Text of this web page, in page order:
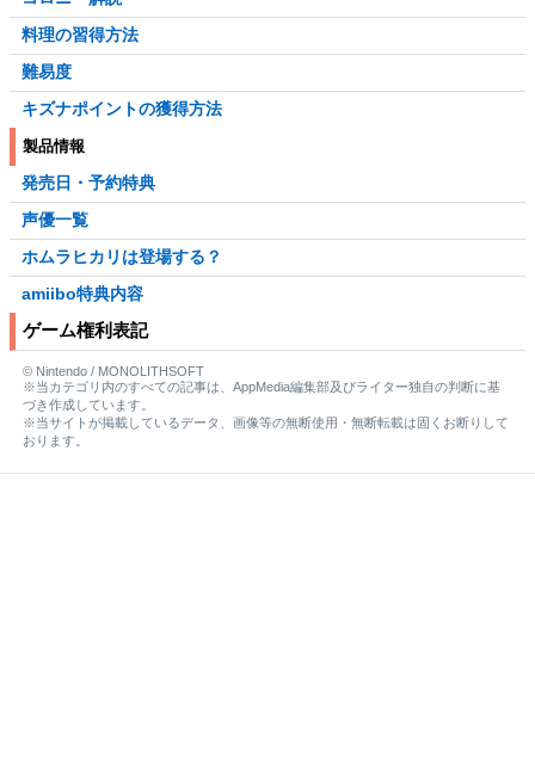
料理の習得方法
難易度
キズナポイントの獲得方法
製品情報
発売日・予約特典
声優一覧
ホムラヒカリは登場する？
amiibo特典内容
ゲーム権利表記
© Nintendo / MONOLITHSOFT
※当カテゴリ内のすべての記事は、AppMedia編集部及びライター独自の判断に基
づき作成しています。
※当サイトが掲載しているデータ、画像等の無断使用・無断転載は固くお断りして
おります。